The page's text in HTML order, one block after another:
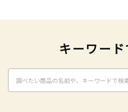
キーワー